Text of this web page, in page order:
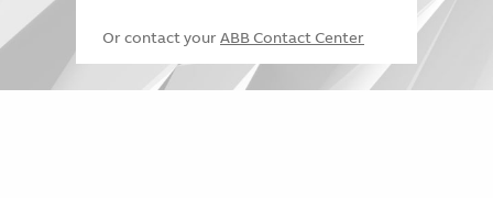
Or contact your ABB Contact Center